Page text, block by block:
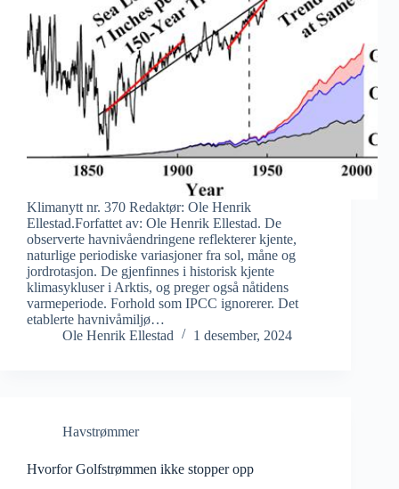
Klimanytt nr. 370 Redaktør: Ole Henrik
Ellestad.Forfattet av: Ole Henrik Ellestad. De
observerte havnivåendringene reflekterer kjente,
naturlige periodiske variasjoner fra sol, måne og
jordrotasjon. De gjenfinnes i historisk kjente
klimasykluser i Arktis, og preger også nåtidens
varmeperiode. Forhold som IPCC ignorerer. Det
etablerte havnivåmiljø…
Ole Henrik Ellestad
1 desember, 2024
Havstrømmer
Hvorfor Golfstrømmen ikke stopper opp